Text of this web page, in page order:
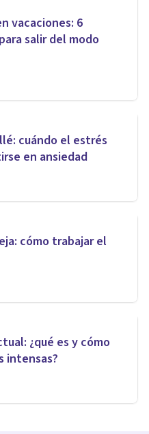
vacaciones: 6
salir del modo
cuándo el estrés
en ansiedad
cómo trabajar el
¿qué es y cómo
intensas?